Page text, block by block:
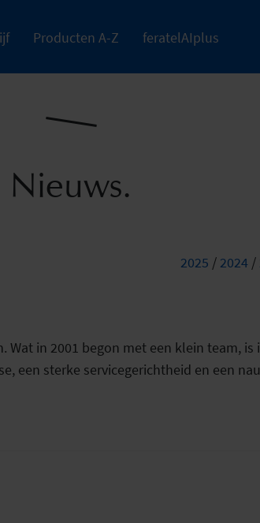
Producten A-Z feratelAIplus
Nieuws.
2025 / 2024 /
Wat in 2001 begon met een klein team,
een sterke servicegerichtheid en een